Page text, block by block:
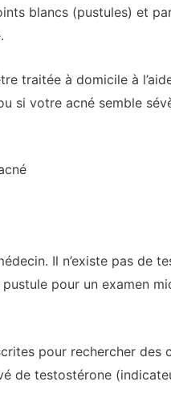
blancs (pustules) et
traitée à domicile à
si votre acné semble
Il n’existe pas de
pustule pour un examen
pour rechercher des
de testostérone